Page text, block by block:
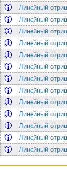
Линейный
Линейный
Линейный
Линейный
Линейный
Линейный
Линейный
Линейный
Линейный
Линейный
Линейный
Линейный
Линейный